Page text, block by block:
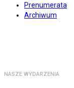
Prenumerata
Archiwum
NASZE WYDARZENIA